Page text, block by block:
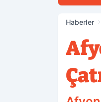
Haberler